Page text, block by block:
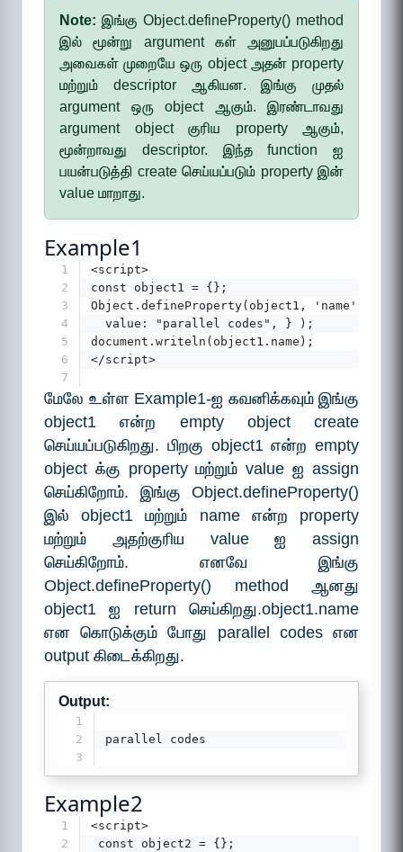
Note: இங்கு Object.defineProperty() method
இல் மூன்று argument கள் அனுபப்படுகிறது
அவைகள் முறையே ஒரு object அதன் property
மற்றும் descriptor ஆகியன. இங்கு முதல்
argument ஒரு object ஆகும். இரண்டாவது
argument object குரிய property ஆகும்,
மூன்றாவது descriptor. இந்த function ஐ
பயன்படுத்தி create செய்யப்படும் property இன்
value மாறாது.
Example1
1
<script>
2
const object1 = {};
3
Object.defineProperty(object1, 'name', {
4
  value: "parallel codes", } );
5
document.writeln(object1.name);
6
</script>
7
மேலே உள்ள Example1-ஐ கவனிக்கவும் இங்கு
object1 என்ற empty object create
செய்யப்படுகிறது. பிறகு object1 என்ற empty
object க்கு property மற்றும் value ஐ assign
செய்கிறோம். இங்கு Object.defineProperty()
இல் object1 மற்றும் name என்ற property
மற்றும் அதற்குரிய value ஐ assign
செய்கிறோம். எனவே இங்கு
Object.defineProperty() method ஆனது
object1 ஐ return செய்கிறது.object1.name
என கொடுக்கும் போது parallel codes என
output கிடைக்கிறது.
Output:
1
2
parallel codes
3
Example2
1
<script>
2
const object2 = {};